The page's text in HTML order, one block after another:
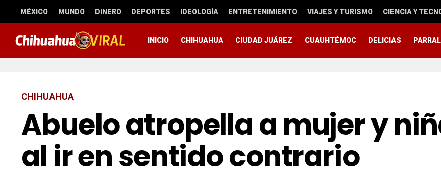
MÉXICO MUNDO DINERO DEPORTES IDEOLOGÍA ENTRETENIMIENTO VIAJES Y TURISMO CIENCIA Y
INICIO CHIHUAHUA CIUDAD JUÁREZ CUAUHTÉMOC DELICIAS PARRAL
CHIHUAHUA
Abuelo atropella a mujer y
al ir en sentido contrario